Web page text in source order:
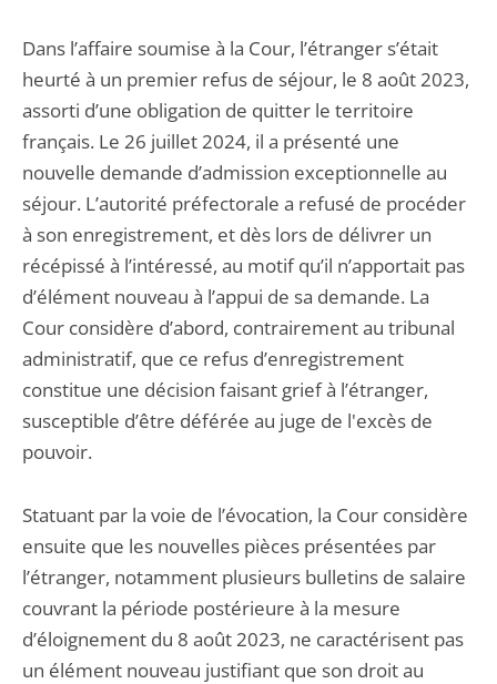
Dans l’affaire soumise à la Cour, l’étranger s’était
heurté à un premier refus de séjour, le 8 août 2023,
assorti d’une obligation de quitter le territoire
français. Le 26 juillet 2024, il a présenté une
nouvelle demande d’admission exceptionnelle au
séjour. L’autorité préfectorale a refusé de procéder
à son enregistrement, et dès lors de délivrer un
récépissé à l’intéressé, au motif qu’il n’apportait pas
d’élément nouveau à l’appui de sa demande. La
Cour considère d’abord, contrairement au tribunal
administratif, que ce refus d’enregistrement
constitue une décision faisant grief à l’étranger,
susceptible d’être déférée au juge de l'excès de
pouvoir.
Statuant par la voie de l’évocation, la Cour considère
ensuite que les nouvelles pièces présentées par
l’étranger, notamment plusieurs bulletins de salaire
couvrant la période postérieure à la mesure
d’éloignement du 8 août 2023, ne caractérisent pas
un élément nouveau justifiant que son droit au